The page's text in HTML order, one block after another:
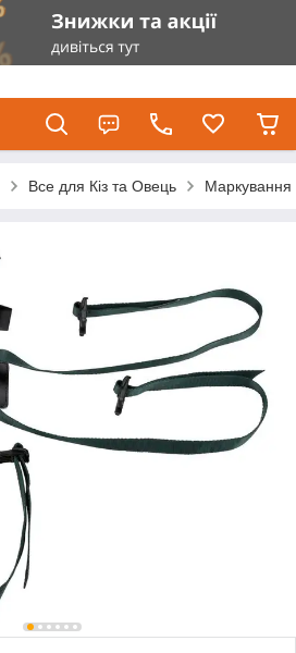
Все для Кіз та Овець Маркування